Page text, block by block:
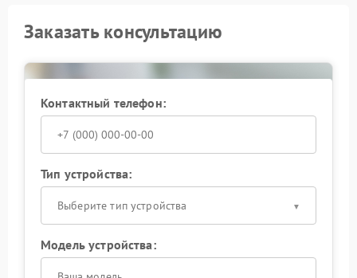
Заказать консультацию
Контактный телефон:
Тип устройства:
Выберите тип устройства
Модель устройства: